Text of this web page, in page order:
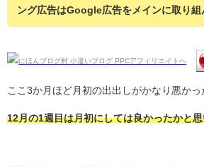
ング広告はGoogle広告をメインに取り組
ここ3か月ほど月初の出出しがかなり悪か
12月の1週目は月初にしては良かったかと